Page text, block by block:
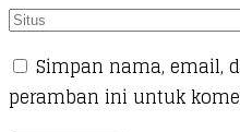
Simpan nama, email,
peramban ini untuk